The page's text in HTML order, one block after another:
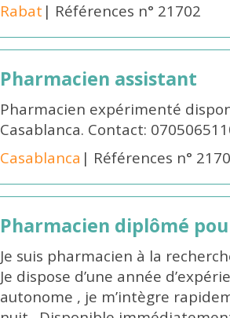
Rabat | Références n° 21702
Pharmacien assistant
Pharmacien expérimenté
Casablanca. Contact:
Casablanca | Références n°
Pharmacien diplômé
Je suis pharmacien à la
Je dispose d’une année
autonome , je m’intègre